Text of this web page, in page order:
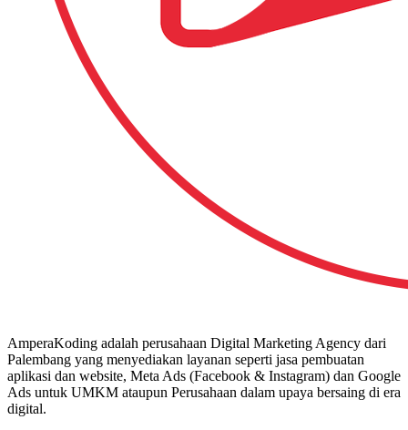
AmperaKoding adalah perusahaan Digital Marketing Agency dari
Palembang yang menyediakan layanan seperti jasa pembuatan
aplikasi dan website, Meta Ads (Facebook & Instagram) dan Google
Ads untuk UMKM ataupun Perusahaan dalam upaya bersaing di era
digital.